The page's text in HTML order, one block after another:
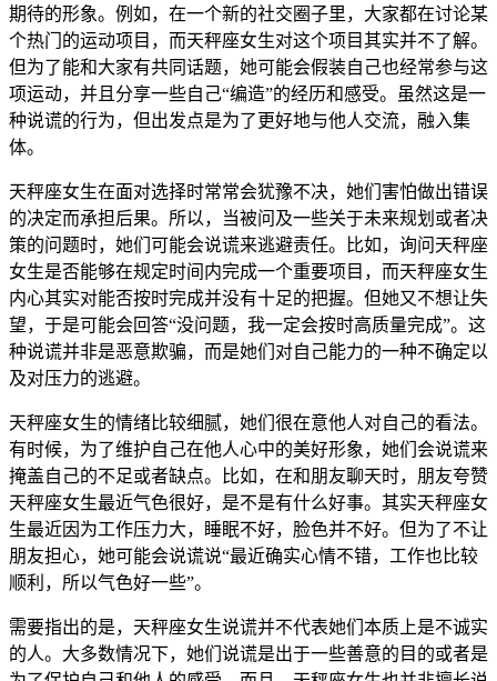
期待的形象。例如，在一个新的社交圈子里，大家都在讨论某
个热门的运动项目，而天秤座女生对这个项目其实并不了解。
但为了能和大家有共同话题，她可能会假装自己也经常参与这
项运动，并且分享一些自己“编造”的经历和感受。虽然这是一
种说谎的行为，但出发点是为了更好地与他人交流，融入集
体。
天秤座女生在面对选择时常常会犹豫不决，她们害怕做出错误
的决定而承担后果。所以，当被问及一些关于未来规划或者决
策的问题时，她们可能会说谎来逃避责任。比如，询问天秤座
女生是否能够在规定时间内完成一个重要项目，而天秤座女生
内心其实对能否按时完成并没有十足的把握。但她又不想让失
望，于是可能会回答“没问题，我一定会按时高质量完成”。这
种说谎并非是恶意欺骗，而是她们对自己能力的一种不确定以
及对压力的逃避。
天秤座女生的情绪比较细腻，她们很在意他人对自己的看法。
有时候，为了维护自己在他人心中的美好形象，她们会说谎来
掩盖自己的不足或者缺点。比如，在和朋友聊天时，朋友夸赞
天秤座女生最近气色很好，是不是有什么好事。其实天秤座女
生最近因为工作压力大，睡眠不好，脸色并不好。但为了不让
朋友担心，她可能会说谎说“最近确实心情不错，工作也比较
顺利，所以气色好一些”。
需要指出的是，天秤座女生说谎并不代表她们本质上是不诚实
的人。大多数情况下，她们说谎是出于一些善意的目的或者是